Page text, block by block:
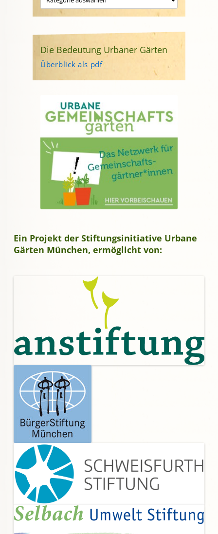
Die Bedeutung Urbaner Gärten
Überblick als pdf
Ein Projekt der Stiftungsinitiative Urbane
Gärten München, ermöglicht von: